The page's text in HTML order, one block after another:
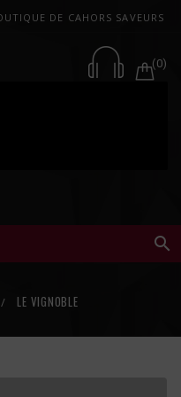
DE CAHORS SAVEURS
(0)

LE VIGNOBLE